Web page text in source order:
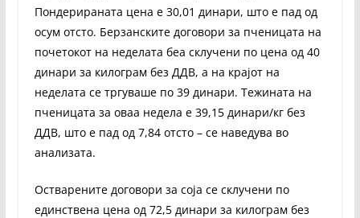
Пондерираната цена е 30,01 динари, што е пад од
осум отсто. Берзанските договори за пченицата на
почетокот на неделата беа склучени по цена од 40
динари за килограм без ДДВ, а на крајот на
неделата се тргуваше по 39 динари. Тежината на
пченицата за оваа недела е 39,15 динари/кг без
ДДВ, што е пад од 7,84 отсто – се наведува во
анализата.
Остварените договори за соја се склучени по
единствена цена од 72,5 динари за килограм без